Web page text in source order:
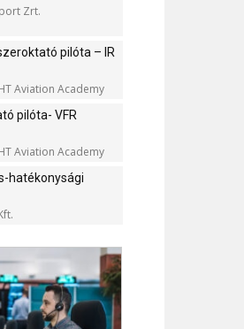
Zrt.
pilóta – IR
Aviation Academy
pilóta- VFR
Aviation Academy
hatékonysági